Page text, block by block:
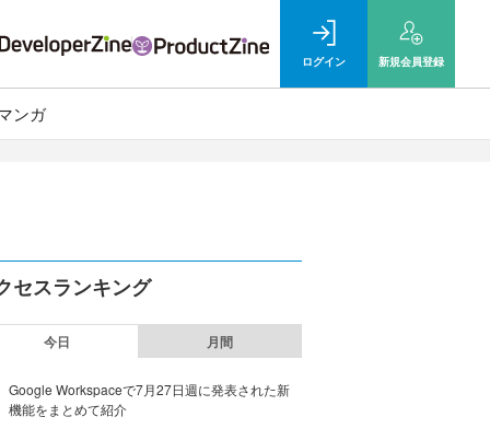
ログイン 新規会員登録
ンガ
セスランキング
今日 月間
Google Workspaceで7月27日週に発表された新
機能をまとめて紹介